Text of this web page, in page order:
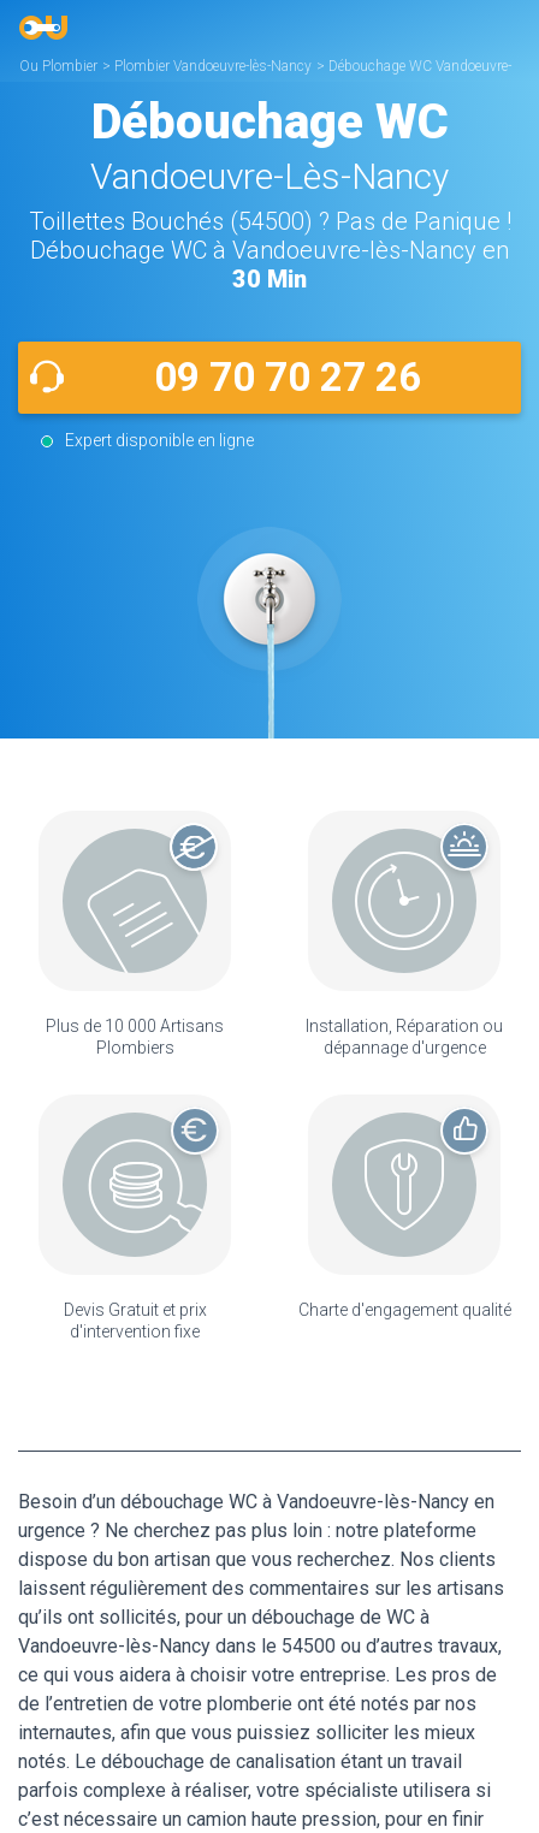
Ou Plombier > Plombier Vandoeuvre-lès-Nancy > Débouchage WC Vandoeuvre-
Débouchage WC
Vandoeuvre-Lès-Nancy
Toillettes Bouchés (54500) ? Pas de Panique !
Débouchage WC à Vandoeuvre-lès-Nancy en
30 Min
09 70 70 27 26
Expert disponible en ligne
Plus de 10 000 Artisans
Plombiers
Installation, Réparation ou
dépannage d'urgence
Devis Gratuit et prix
d'intervention fixe
Charte d'engagement qualité
Besoin d’un débouchage WC à Vandoeuvre-lès-Nancy en
urgence ? Ne cherchez pas plus loin : notre plateforme
dispose du bon artisan que vous recherchez. Nos clients
laissent régulièrement des commentaires sur les artisans
qu’ils ont sollicités, pour un débouchage de WC à
Vandoeuvre-lès-Nancy dans le 54500 ou d’autres travaux,
ce qui vous aidera à choisir votre entreprise. Les pros de
de l’entretien de votre plomberie ont été notés par nos
internautes, afin que vous puissiez solliciter les mieux
notés. Le débouchage de canalisation étant un travail
parfois complexe à réaliser, votre spécialiste utilisera si
c’est nécessaire un camion haute pression, pour en finir